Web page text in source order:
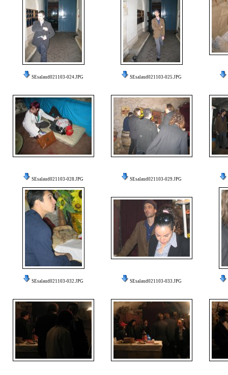
SEsalaud021103-024.JPG SEsalaud021103-025.JPG
SEsalaud021103-028.JPG SEsalaud021103-029.JPG
SEsalaud021103-032.JPG SEsalaud021103-033.JPG